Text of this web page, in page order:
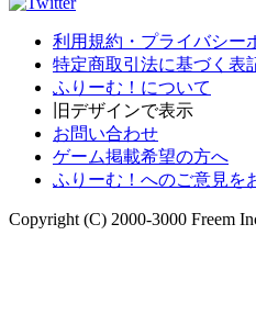
利用規約・プライバシー
特定商取引法に基づく表
ふりーむ！について
旧デザインで表示
お問い合わせ
ゲーム掲載希望の方へ
ふりーむ！へのご意見を
Copyright (C) 2000-3000 Freem